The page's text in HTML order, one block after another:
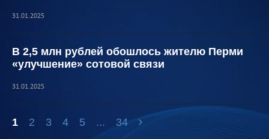
31.01.2025
В 2,5 млн рублей обошлось жителю Перми
«улучшение» сотовой связи
31.01.2025
1 2 3 4 5 ... 34